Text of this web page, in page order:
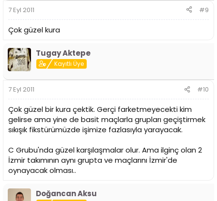
7 Eyl 2011 #9
Çok güzel kura
Tugay Aktepe
Kayıtlı Üye
7 Eyl 2011 #10
Çok güzel bir kura çektik. Gerçi farketmeyecekti kim
gelirse ama yine de basit maçlarla grupları geçiştirmek
sıkışık fikstürümüzde işimize fazlasıyla yarayacak.
C Grubu'nda güzel karşılaşmalar olur. Ama ilginç olan 2
İzmir takımının aynı grupta ve maçlarını İzmir'de
oynayacak olması..
Doğancan Aksu